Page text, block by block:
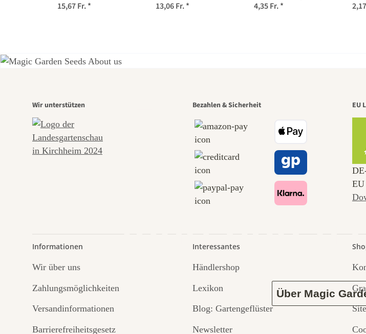
Samen-Geschenkset
15,67 Fr.* 13,06 Fr.*
Samen
4,35 Fr.*
Einer der
Wege zu
führt durch
Über Magic
Wir unterstützen Bezahlen & Sicherheit EU
Informationen
Wir über uns
Zahlungsmöglichkeiten
Versandinformationen
Barrierefreiheitsgesetz
Interessantes
Händlershop
Lexikon
Blog: Gartengeflüster
Newsletter